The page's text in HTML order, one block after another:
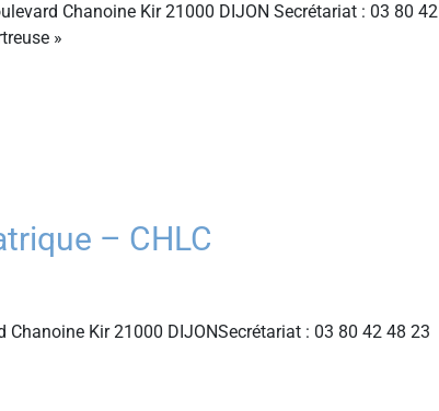
Chanoine Kir 21000 DIJON Secrétariat : 03 80 42
»
– CHLC
Kir 21000 DIJONSecrétariat : 03 80 42 48 23